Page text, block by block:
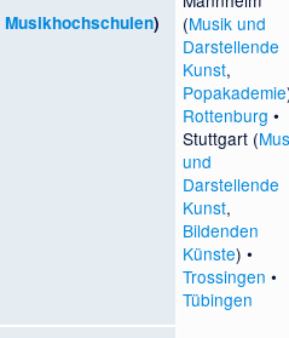
Musikhochschulen)
(Musik und
Darstellende
Kunst,
Popakademie
Rottenburg •
Stuttgart (
und
Darstellende
Kunst,
Bildenden
Künste) •
Trossingen •
Tübingen